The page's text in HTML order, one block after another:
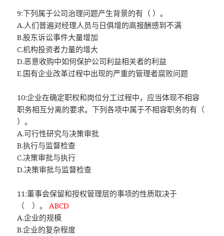
9:下列属于公司治理问题产生背景的有（ ）。
A.人们普遍对经理人员与日俱增的高报酬感到不满
B.股东诉讼事件大量增加
C.机构投资者力量的增大
D.恶意收购中如何保护公司利益相关者的利益
E.国有企业改革过程中出现的严重的管理者腐败问题
10:企业在确定职权和岗位分工过程中，应当体现不相容
职务相互分离的要求。下列各项中属于不相容职务的有（
）。
A.可行性研究与决策审批
B.执行与监督检查
C.决策审批与执行
D.决策审批与监督检查
11:董事会保留和授权管理层的事项的性质取决于
（ ）。ABCD
A.企业的规模
B.企业的复杂程度